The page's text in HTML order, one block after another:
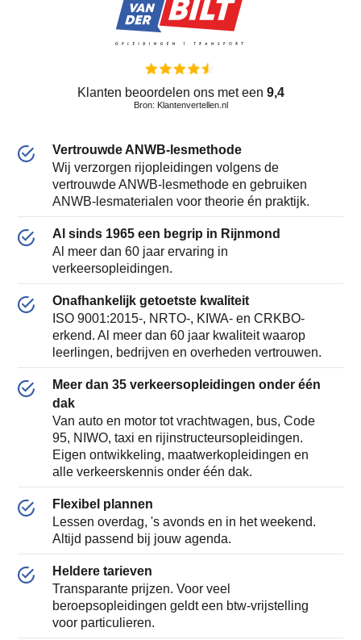
Klanten beoordelen ons met een 9,4
Bron: Klantenvertellen.nl
Vertrouwde ANWB-lesmethode
Wij verzorgen rijopleidingen volgens de
vertrouwde ANWB-lesmethode en gebruiken
ANWB-lesmaterialen voor theorie én praktijk.
Al sinds 1965 een begrip in Rijnmond
Al meer dan 60 jaar ervaring in
verkeersopleidingen.
Onafhankelijk getoetste kwaliteit
ISO 9001:2015-, NRTO-, KIWA- en CRKBO-
erkend. Al meer dan 60 jaar kwaliteit waarop
leerlingen, bedrijven en overheden vertrouwen.
Meer dan 35 verkeersopleidingen onder één
dak
Van auto en motor tot vrachtwagen, bus, Code
95, NIWO, taxi en rijinstructeursopleidingen.
Eigen ontwikkeling, maatwerkopleidingen en
alle verkeerskennis onder één dak.
Flexibel plannen
Lessen overdag, 's avonds en in het weekend.
Altijd passend bij jouw agenda.
Heldere tarieven
Transparante prijzen. Voor veel
beroepsopleidingen geldt een btw-vrijstelling
voor particulieren.